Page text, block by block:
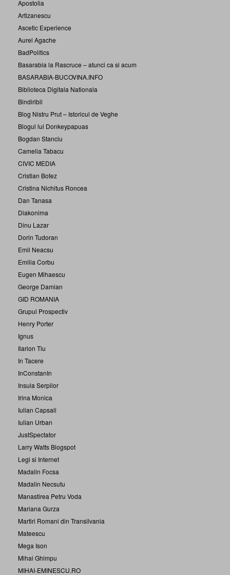
Apostolia
Artizanescu
Ascetic Experience
Aurel Agache
BadPolitics
Basarabia la Rascruce – atunci ca si acum
BASARABIA-BUCOVINA.INFO
Biblioteca Digitala Nationala
Bindiribli
Blog Nistru Prut – Istoricul de Veghe
Blogul lui Donkeypapuas
Bogdan Stanciu
Camelia Tabacu
CIVIC MEDIA
Cristian Botez
Cristina Nichitus Roncea
Dan Tanasa
Diakonima
Dinu Lazar
Dorin Tudoran
Emil Neacsu
Emilia Corbu
Eugen Mihaescu
George Damian
GID ROMANIA
Grupul Prospectiv
Henry Porter
Ignus
Ilarion Tiu
In Tacere
InConstanIn
Insula Serpilor
Irina Monica
Iulian Capsali
Iulian Urban
JustSpectator
Larry Watts Blogspot
Legi si Internet
Madalin Focsa
Madalin Necsutu
Manastirea Petru Voda
Mariana Gurza
Martiri Romani din Transilvania
Mateescu
Mega Ison
Mihai Ghimpu
MIHAI-EMINESCU.RO